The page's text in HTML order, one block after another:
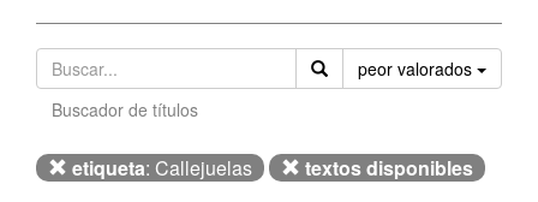
peor valorados
Buscador de títulos
etiqueta: Callejuelas textos disponibles